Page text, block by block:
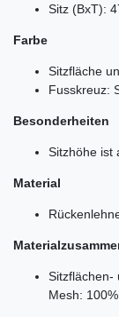
Sitz (BxT):
Farbe
Sitzfläche
Fusskreuz:
Besonderheiten
Sitzhöhe ist
Material
Sitzflächen-
Mesh: